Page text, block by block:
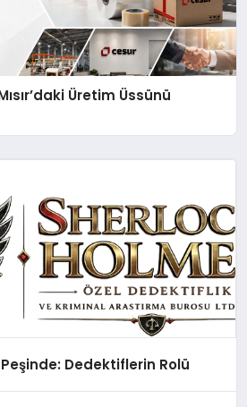
Üretim Üssünü
Dedektiflerin Rolü